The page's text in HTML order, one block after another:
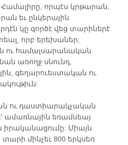
որպէս կրթարան,
եւ ընկերային
կը գործէ վեց տարիներէ
որբ երեխաներ,
ու համալսարանական
առողջ սնունդ,
գեղարուեստական ու
ու դաստիարակչական
ամառնային եռամսեայ
իրականացումը: Միայն
մինչեւ 800 երկսեռ